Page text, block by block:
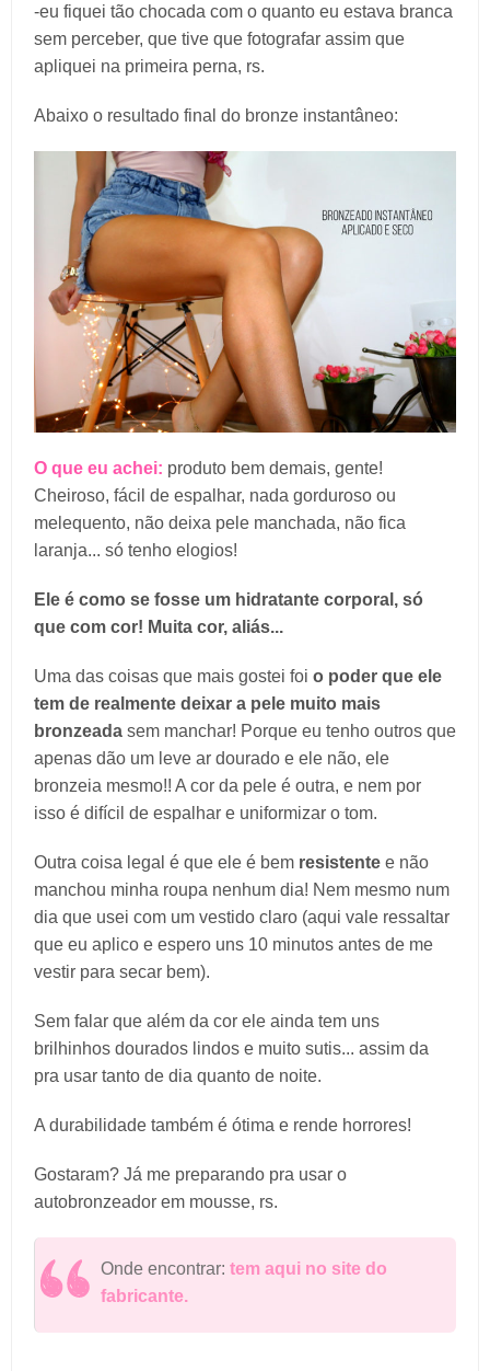
-eu fiquei tão chocada com o quanto eu estava branca
sem perceber, que tive que fotografar assim que
apliquei na primeira perna, rs.
Abaixo o resultado final do bronze instantâneo:
O que eu achei: produto bem demais, gente!
Cheiroso, fácil de espalhar, nada gorduroso ou
melequento, não deixa pele manchada, não fica
laranja... só tenho elogios!
Ele é como se fosse um hidratante corporal, só
que com cor! Muita cor, aliás...
Uma das coisas que mais gostei foi o poder que ele
tem de realmente deixar a pele muito mais
bronzeada sem manchar! Porque eu tenho outros que
apenas dão um leve ar dourado e ele não, ele
bronzeia mesmo!! A cor da pele é outra, e nem por
isso é difícil de espalhar e uniformizar o tom.
Outra coisa legal é que ele é bem resistente e não
manchou minha roupa nenhum dia! Nem mesmo num
dia que usei com um vestido claro (aqui vale ressaltar
que eu aplico e espero uns 10 minutos antes de me
vestir para secar bem).
Sem falar que além da cor ele ainda tem uns
brilhinhos dourados lindos e muito sutis... assim da
pra usar tanto de dia quanto de noite.
A durabilidade também é ótima e rende horrores!
Gostaram? Já me preparando pra usar o
autobronzeador em mousse, rs.
Onde encontrar: tem aqui no site do
fabricante.